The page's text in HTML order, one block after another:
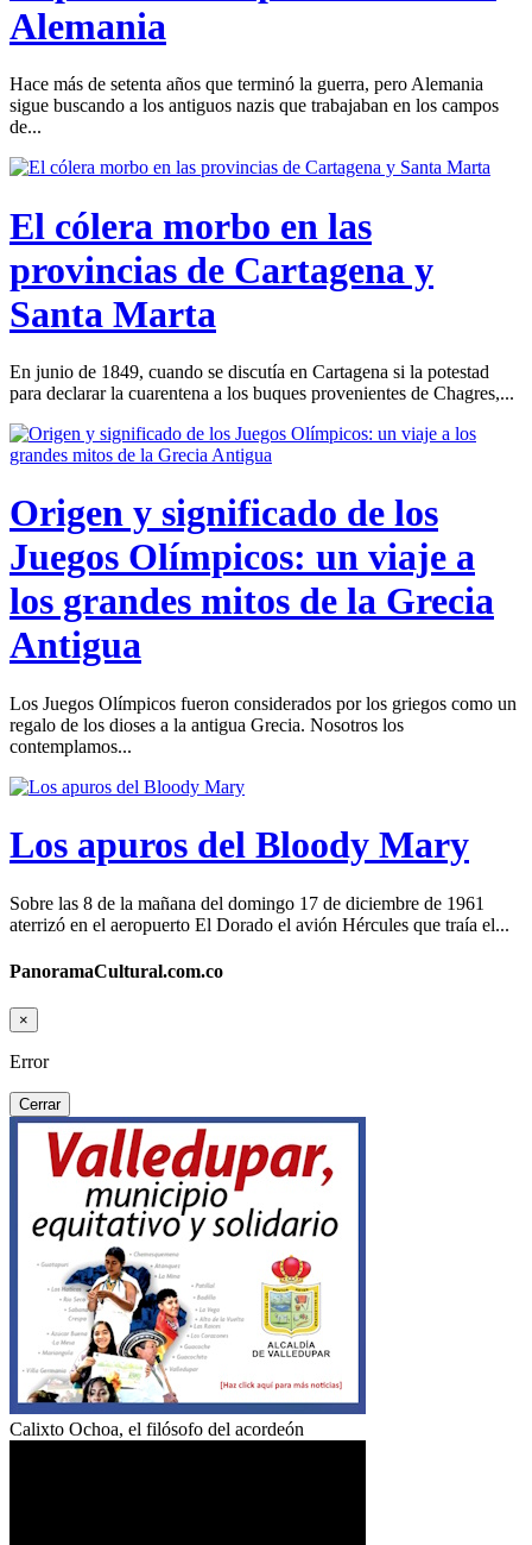
Alemania
Hace más de setenta años que terminó la guerra, pero Alemania
sigue buscando a los antiguos nazis que trabajaban en los campos
de...
El cólera morbo en las
provincias de Cartagena y
Santa Marta
En junio de 1849, cuando se discutía en Cartagena si la potestad
para declarar la cuarentena a los buques provenientes de Chagres,...
Origen y significado de los
Juegos Olímpicos: un viaje a
los grandes mitos de la Grecia
Antigua
Los Juegos Olímpicos fueron considerados por los griegos como un
regalo de los dioses a la antigua Grecia. Nosotros los
contemplamos...
Los apuros del Bloody Mary
Sobre las 8 de la mañana del domingo 17 de diciembre de 1961
aterrizó en el aeropuerto El Dorado el avión Hércules que traía el...
PanoramaCultural.com.co
×
Error
Cerrar
Calixto Ochoa, el filósofo del acordeón